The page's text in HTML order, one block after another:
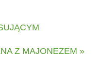
Z MAJONEZEM »